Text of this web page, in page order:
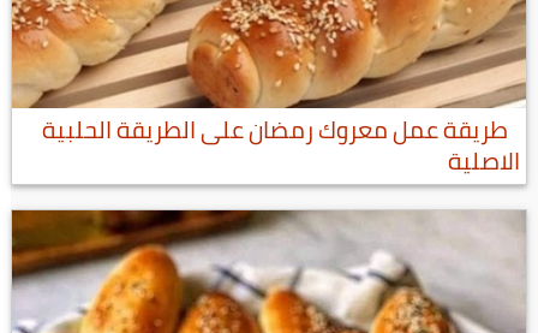
طريقة عمل معروك رمضان على الطريقة الحلبية
الاصلية